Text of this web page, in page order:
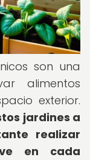
son una
alimentos
exterior.
jardines a
realizar
en cada